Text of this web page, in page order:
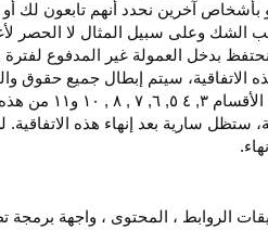
بأشخاص آخرين نحدد أنهم تابعون لك
الشك وعلى سبيل المثال لا الحصر
قد نحتفظ بدخل العمولة غير
الاتفاقية، سيتم إبطال جميع حقوق
۳, ٤ ٥, ٦, ۷ , ۸ , ۱۰ و۱۱ من هذه
ستظل سارية بعد إنهاء هذه الاتفاقية.
الروابط ، المحتوى ، واجهة برمجة